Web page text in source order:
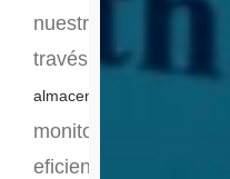
nuestros clientes
través de nuestra
almacenexterno.es
. Con
monitorear y
eficiente, en